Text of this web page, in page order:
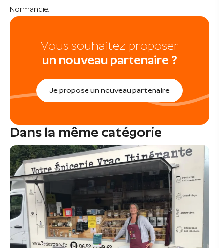
Normandie.
Vous souhaitez proposer
un nouveau partenaire ?
Je propose un nouveau partenaire
Dans la même catégorie